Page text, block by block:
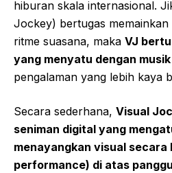
hiburan skala internasional.
Jockey) bertugas memainkan
ritme suasana, maka VJ
yang menyatu dengan musik
pengalaman yang lebih kaya
Secara sederhana, Visual
seniman digital yang
menayangkan visual secara
performance) di atas